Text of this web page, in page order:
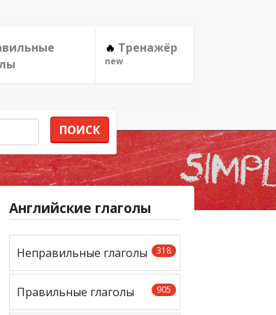
🔥 Тренажёр
new
ПОИСК
Английские глаголы
318
Неправильные глаголы
905
Правильные глаголы